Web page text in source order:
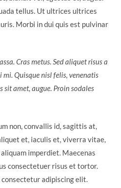
tellus. Ut ultrices ultrices
Morbi in dui quis est pulvinar
Cras metus. Sed aliquet risus a
Quisque nisl felis, venenatis
amet, augue. Proin sodales
non, convallis id, sagittis at,
et, iaculis et, viverra vitae,
imperdiet. Maecenas
consectetuer risus et tortor.
adipiscing elit.